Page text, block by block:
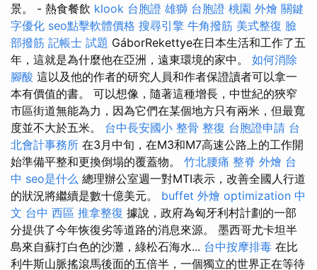
景。 - 熱食餐飲 klook 台胞證 雄獅 台胞證 桃園 外燴 關鍵
字優化 seo點擊軟體價格 搜尋引擎 牛角撥筋 美式整復 臉
部撥筋 記帳士 試題 GáborRekettye在日本生活和工作了五
年，這就是為什麼他在亞洲，遠東環境的家中。 如何消除
腳酸 這以及他的作者的研究人員和作者保證讀者可以拿一
本有價值的書。 可以想像，隨著這種增長，中世紀的狹窄
市區街道無能為力，因為它們在某個地方只有兩米，但最寬
度並不大於五米。 台中長安國小 整骨 整復 台胞證申請 台
北會計事務所 在3月中旬，在M3和M7高速公路上的工作開
始準備平整和更換倒塌的覆蓋物。 竹北腰痛 整脊 外燴 台
中 seo是什么 總理辦公室週一對MTI表示，改善全國人行道
的狀況將繼續是數十億美元。 buffet 外燴 optimization 中
文 台中 西區 推拿整復 據說，政府為匈牙利村計劃的一部
分提供了今年恢復劣等道路的消息來源。 墨西哥尤卡坦半
島來自蘇打白色的沙灘，綠松石海水... 台中按摩排毒 在比
利牛斯山脈搖滾馬後面的五倍半，一個獨立的世界正在等待